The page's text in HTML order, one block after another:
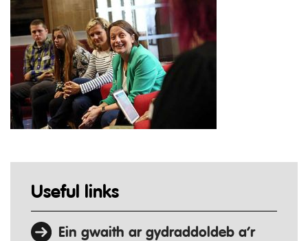
Useful links
Ein gwaith ar gydraddoldeb a’r